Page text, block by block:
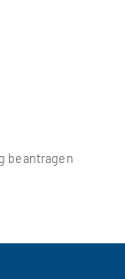
beantragen